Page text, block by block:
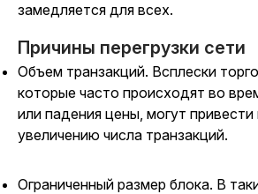
замедляется для всех.
Причины перегрузки сети
Объем транзакций. Всплески
которые часто происходят во
или падения цены, могут привести
увеличению числа транзакций.
Ограниченный размер блока. В